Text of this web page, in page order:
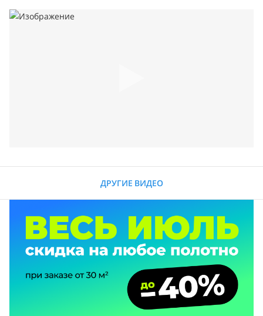
ДРУГИЕ ВИДЕО